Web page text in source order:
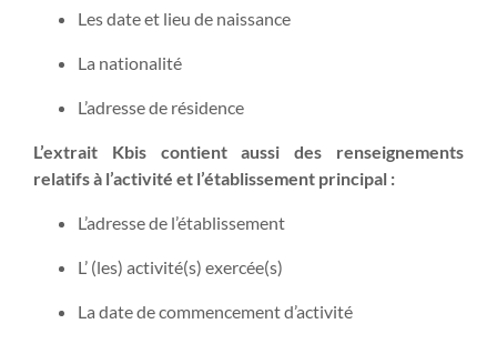
Les date et lieu de naissance
La nationalité
L’adresse de résidence
L’extrait Kbis contient aussi des renseignements
relatifs à l’activité et l’établissement principal :
L’adresse de l’établissement
L’ (les) activité(s) exercée(s)
La date de commencement d’activité